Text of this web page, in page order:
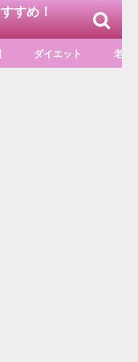
すめ！
ダイエット 老化